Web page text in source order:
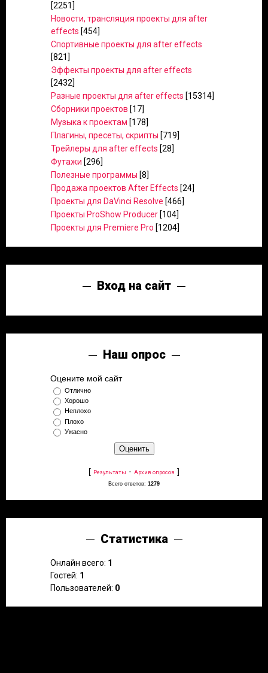
[2251]
Новости, трансляция проекты для after
effects [454]
Спортивные проекты для after effects
[821]
Эффекты проекты для after effects
[2432]
Разные проекты для after effects [15314]
Сборники проектов [17]
Музыка к проектам [178]
Плагины, пресеты, скрипты [719]
Трейлеры для after effects [28]
Футажи [296]
Полезные программы [8]
Продажа проектов After Effects [24]
Проекты для DaVinci Resolve [466]
Проекты ProShow Producer [104]
Проекты для Premiere Pro [1204]
Вход на сайт
Наш опрос
Оцените мой сайт
Отлично
Хорошо
Неплохо
Плохо
Ужасно
[ Результаты · Архив опросов ]
Всего ответов: 1279
Статистика
Онлайн всего: 1
Гостей: 1
Пользователей: 0